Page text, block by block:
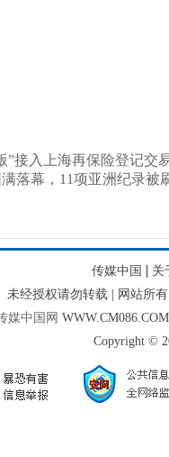
”接入上海再保险登记交
落幕，11项亚洲纪录被
传媒中国 | 关
未经授权请勿转载 | 网站所
媒中国网
Copyright ©